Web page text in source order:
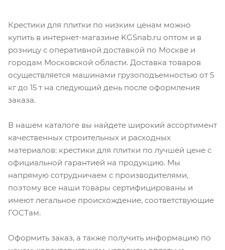
Крестики для плитки по низким ценам можно
купить в интернет-магазине KGSnab.ru оптом и в
розницу с оперативной доставкой по Москве и
городам Московской области. Доставка товаров
осуществляется машинами грузоподъемностью от 5
кг до 15 т на следующий день после оформления
заказа.
В нашем каталоге вы найдете широкий ассортимент
качественных строительных и расходных
материалов: крестики для плитки по лучшей цене с
официальной гарантией на продукцию. Мы
напрямую сотрудничаем с производителями,
поэтому все наши товары сертифицированы и
имеют легальное происхождение, соответствующие
ГОСТам.
Оформить заказ, а также получить информацию по